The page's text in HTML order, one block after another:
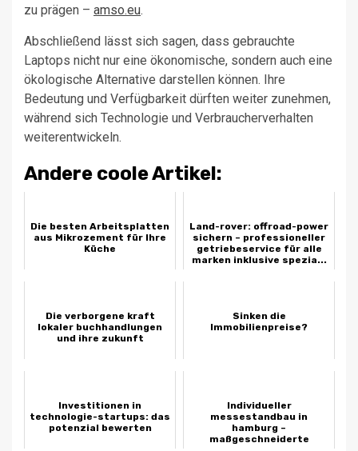
zu prägen – amso.eu.
Abschließend lässt sich sagen, dass gebrauchte
Laptops nicht nur eine ökonomische, sondern auch eine
ökologische Alternative darstellen können. Ihre
Bedeutung und Verfügbarkeit dürften weiter zunehmen,
während sich Technologie und Verbraucherverhalten
weiterentwickeln.
Andere coole Artikel:
Die besten Arbeitsplatten
aus Mikrozement für Ihre
Küche
Land-rover: offroad-power
sichern – professioneller
getriebeservice für alle
marken inklusive spezia...
Die verborgene kraft
lokaler buchhandlungen
und ihre zukunft
Sinken die
Immobilienpreise?
Investitionen in
technologie-startups: das
potenzial bewerten
Individueller
messestandbau in
hamburg –
maßgeschneiderte